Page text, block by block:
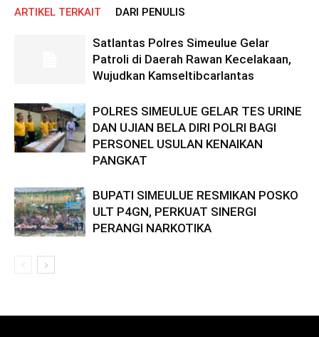
ARTIKEL TERKAIT DARI PENULIS
Satlantas Polres Simeulue Gelar
Patroli di Daerah Rawan Kecelakaan,
Wujudkan Kamseltibcarlantas
POLRES SIMEULUE GELAR TES URINE
DAN UJIAN BELA DIRI POLRI BAGI
PERSONEL USULAN KENAIKAN
PANGKAT
BUPATI SIMEULUE RESMIKAN POSKO
ULT P4GN, PERKUAT SINERGI
PERANGI NARKOTIKA